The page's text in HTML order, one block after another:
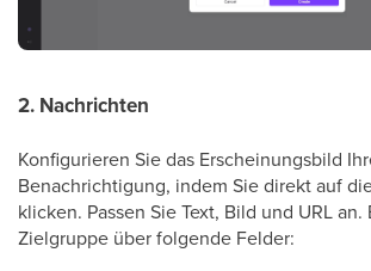
2. Nachrichten
Konfigurieren Sie das Erscheinungsbild
Benachrichtigung, indem Sie direkt auf
klicken. Passen Sie Text, Bild und URL
Zielgruppe über folgende Felder: